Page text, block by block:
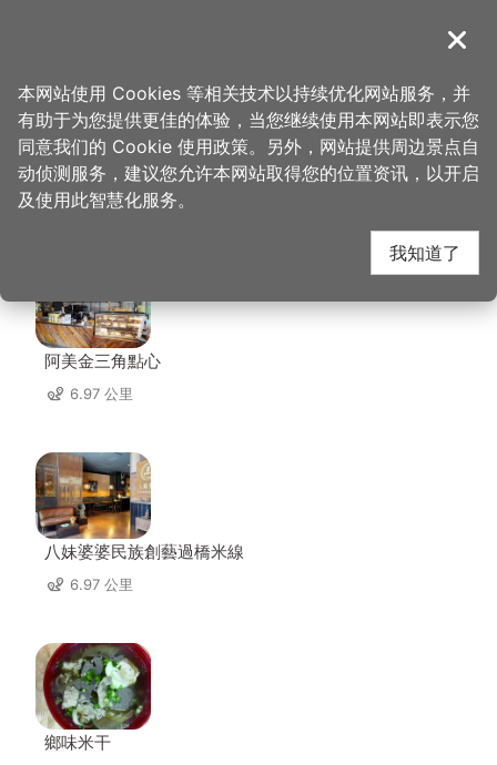
導覽
首页 > 想去的地方 > 美食、购物 > 嚐趣寿喜屋
嚐趣寿喜屋 周边店家
阿美金三角點心
6.97 公里
八妹婆婆民族創藝過橋米線
6.97 公里
鄉味米干
关闭
本网站使用 Cookies 等相关技术以持续优化网站服务，并
有助于为您提供更佳的体验，当您继续使用本网站即表示您
同意我们的 Cookie 使用政策。另外，网站提供周边景点自
动侦测服务，建议您允许本网站取得您的位置资讯，以开启
及使用此智慧化服务。
我知道了